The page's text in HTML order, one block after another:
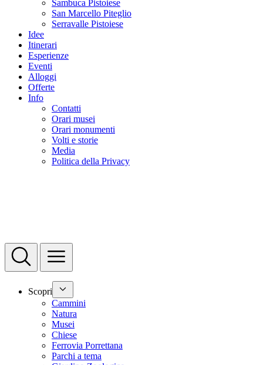
Sambuca Pistoiese
San Marcello Piteglio
Serravalle Pistoiese
Idee
Itinerari
Esperienze
Eventi
Alloggi
Offerte
Info
Contatti
Orari musei
Orari monumenti
Volti e storie
Media
Politica della Privacy
Scopri
Cammini
Natura
Musei
Chiese
Ferrovia Porrettana
Parchi a tema